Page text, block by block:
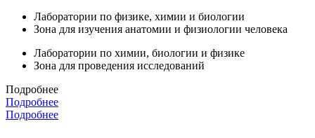
Лаборатории по физике, химии и биологии
Зона для изучения анатомии и физиологии человека
Лаборатории по химии, биологии и физике
Зона для проведения исследований
Подробнее
Подробнее
Подробнее